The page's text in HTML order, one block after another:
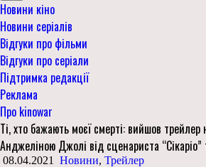
Новини кіно
Новини серіалів
Відгуки про фільми
Відгуки про серіали
Підтримка редакції
Реклама
Про kinowar
Ті, хто бажають моєї смерті: вийшов трейлер
Анджеліною Джолі від сценариста “Сікаріо”
08.04.2021 Новини, Трейлер